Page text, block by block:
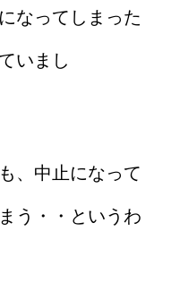
なってしまった
いまし
、中止になって
う・・というわ